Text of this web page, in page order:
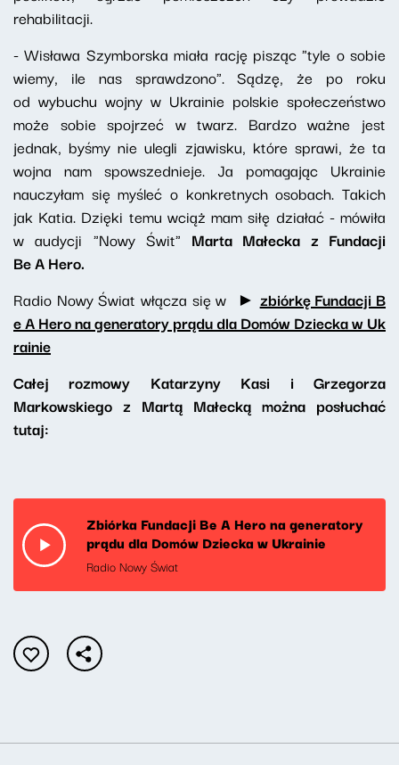
rehabilitacji.
- Wisława Szymborska miała rację pisząc "tyle o sobie
wiemy, ile nas sprawdzono". Sądzę, że po roku
od wybuchu wojny w Ukrainie polskie społeczeństwo
może sobie spojrzeć w twarz. Bardzo ważne jest
jednak, byśmy nie ulegli zjawisku, które sprawi, że ta
wojna nam spowszednieje. Ja pomagając Ukrainie
nauczyłam się myśleć o konkretnych osobach. Takich
jak Katia. Dzięki temu wciąż mam siłę działać - mówiła
w audycji "Nowy Świt" Marta Małecka z Fundacji
Be A Hero.
Radio Nowy Świat włącza się w ► zbiórkę Fundacji B
e A Hero na generatory prądu dla Domów Dziecka w Uk
rainie
Całej rozmowy Katarzyny Kasi i Grzegorza
Markowskiego z Martą Małecką można posłuchać
tutaj:
Zbiórka Fundacji Be A Hero na generatory
prądu dla Domów Dziecka w Ukrainie
Radio Nowy Świat